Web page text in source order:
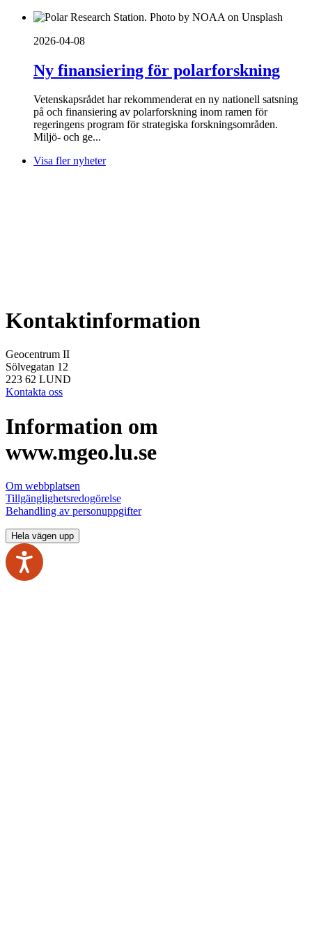
2026-04-08
Ny finansiering för polarforskning
Vetenskapsrådet har rekommenderat en ny nationell satsning
på och finansiering av polarforskning inom ramen för
regeringens program för strategiska forskningsområden.
Miljö- och ge...
Visa fler nyheter
Kontaktinformation
Geocentrum II
Sölvegatan 12
223 62 LUND
Kontakta oss
Information om
www.mgeo.lu.se
Om webbplatsen
Tillgänglighetsredogörelse
Behandling av personuppgifter
Hela vägen upp